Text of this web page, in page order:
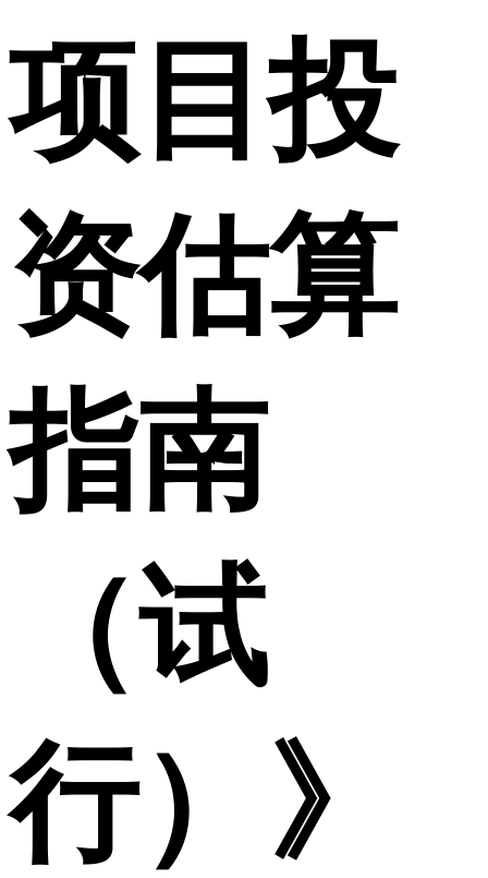
项目投
资估算
指南
（试
行）》